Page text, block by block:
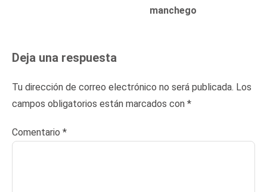
manchego
Deja una respuesta
Tu dirección de correo electrónico no será publicada. Los
campos obligatorios están marcados con *
Comentario *